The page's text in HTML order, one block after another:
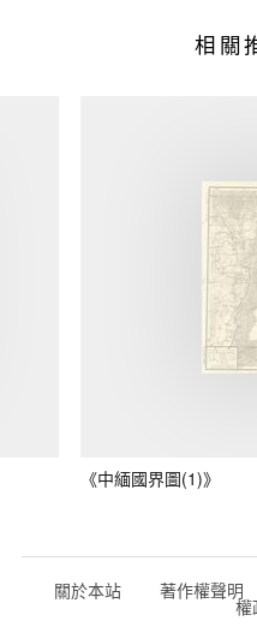
相關
《中緬國界圖(1)》
關於本站 著作權聲明
權